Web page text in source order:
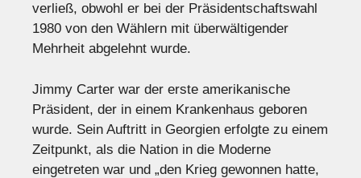
verließ, obwohl er bei der Präsidentschaftswahl
1980 von den Wählern mit überwältigender
Mehrheit abgelehnt wurde.
Jimmy Carter war der erste amerikanische
Präsident, der in einem Krankenhaus geboren
wurde. Sein Auftritt in Georgien erfolgte zu einem
Zeitpunkt, als die Nation in die Moderne
eingetreten war und „den Krieg gewonnen hatte,